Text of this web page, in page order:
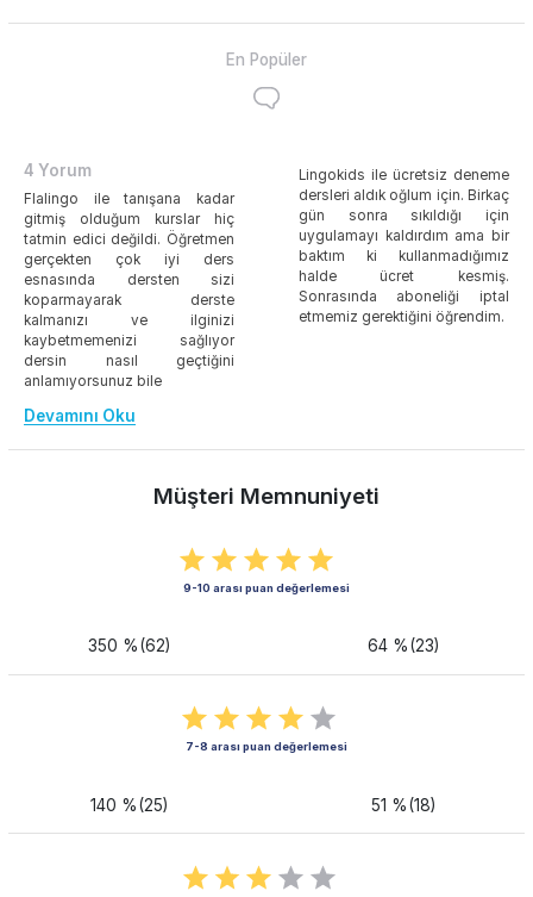
En Popüler
4 Yorum
Flalingo ile tanışana kadar
gitmiş olduğum kurslar hiç
tatmin edici değildi. Öğretmen
gerçekten çok iyi ders
esnasında dersten sizi
koparmayarak derste
kalmanızı ve ilginizi
kaybetmemenizi sağlıyor
dersin nasıl geçtiğini
anlamıyorsunuz bile
Devamını Oku
Lingokids ile ücretsiz deneme
dersleri aldık oğlum için. Birkaç
gün sonra sıkıldığı için
uygulamayı kaldırdım ama bir
baktım ki kullanmadığımız
halde ücret kesmiş.
Sonrasında aboneliği iptal
etmemiz gerektiğini öğrendim.
Müşteri Memnuniyeti
9-10 arası puan değerlemesi
350 %(62) 64 %(23)
7-8 arası puan değerlemesi
140 %(25) 51 %(18)